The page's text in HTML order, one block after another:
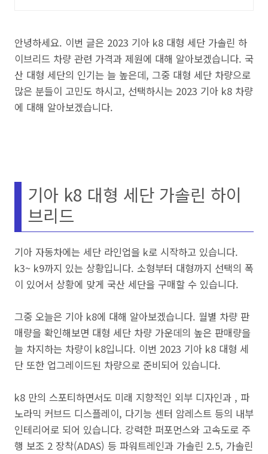
안녕하세요. 이번 글은 2023 기아 k8 대형 세단 가솔린 하
이브리드 차량 관련 가격과 제원에 대해 알아보겠습니다. 국
산 대형 세단의 인기는 늘 높은데, 그중 대형 세단 차량으로
많은 분들이 고민도 하시고, 선택하시는 2023 기아 k8 차량
에 대해 알아보겠습니다.
기아 k8 대형 세단 가솔린 하이
브리드
기아 자동차에는 세단 라인업을 k로 시작하고 있습니다.
k3~ k9까지 있는 상황입니다. 소형부터 대형까지 선택의 폭
이 있어서 상황에 맞게 국산 세단을 구매할 수 있습니다.
그중 오늘은 기아 k8에 대해 알아보겠습니다. 월별 차량 판
매량을 확인해보면 대형 세단 차량 가운데의 높은 판매량을
늘 차지하는 차량이 k8입니다. 이번 2023 기아 k8 대형 세
단 또한 업그레이드된 차량으로 준비되어 있습니다.
k8 만의 스포티하면서도 미래 지향적인 외부 디자인과 , 파
노라믹 커브드 디스플레이, 다기능 센터 암레스트 등의 내부
인테리어로 되어 있습니다. 강력한 퍼포먼스와 고속도로 주
행 보조 2 장착(ADAS) 등 파워트레인과 가솔린 2.5, 가솔린